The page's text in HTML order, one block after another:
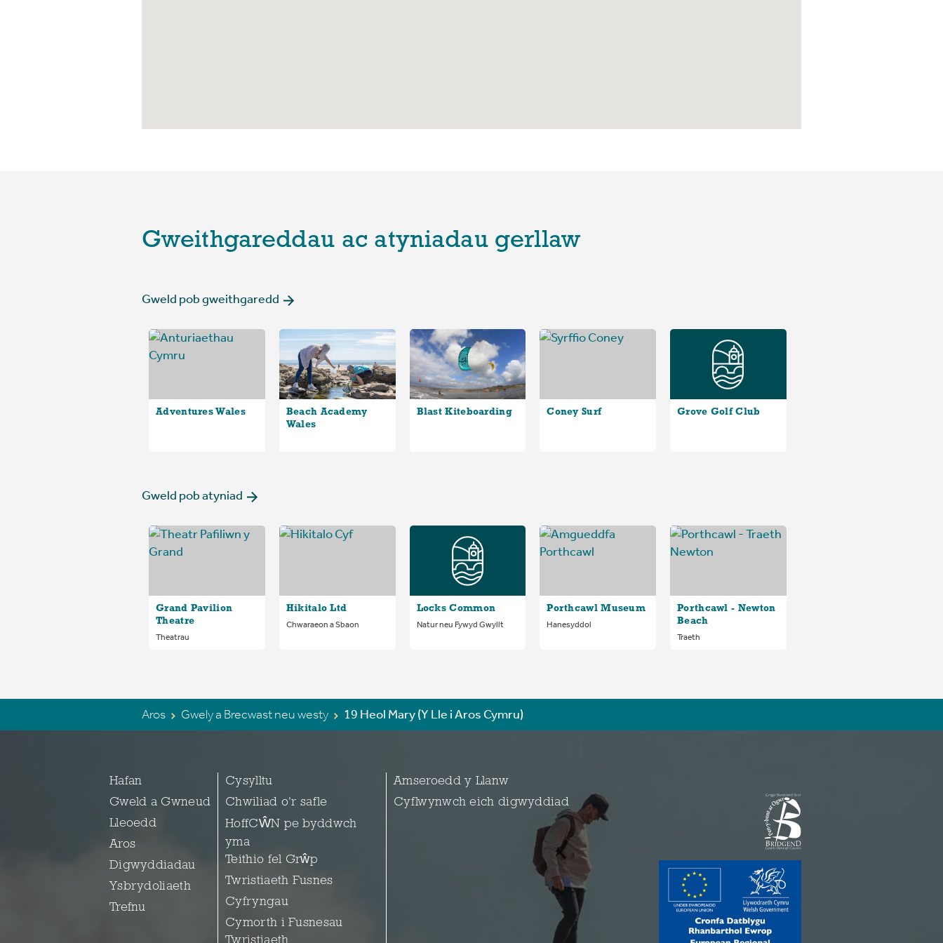
Gweithgareddau ac atyniadau gerllaw
Gweld pob gweithgaredd
Adventures Wales
Beach Academy
Wales
Blast Kiteboarding Coney Surf Grove Golf Club
Gweld pob atyniad
Grand Pavilion
Theatre
Theatrau
Hikitalo Ltd
Chwaraeon a Sbaon
Locks Common
Natur neu Fywyd Gwyllt
Porthcawl Museum
Hanesyddol
Porthcawl - Newton
Beach
Traeth
Aros Gwely a Brecwast neu westy 19 Heol Mary (Y Lle i Aros Cymru)
Hafan
Gweld a Gwneud
Lleoedd
Aros
Digwyddiadau
Ysbrydoliaeth
Trefnu
Cysylltu
Chwiliad o'r safle
HoffCŴN pe byddwch
yma
Teithio fel Grŵp
Twristiaeth Fusnes
Cyfryngau
Cymorth i Fusnesau
Amseroedd y Llanw
Cyflwynwch eich digwyddiad